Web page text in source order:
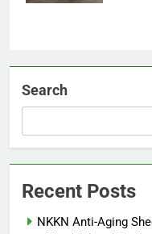
Search
Recent Posts
NKKN Anti-Aging